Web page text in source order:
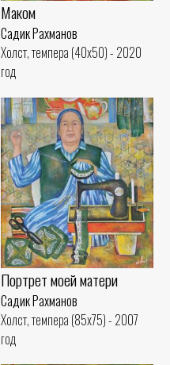
Маком
Садик Рахманов
Холст, темпера (40x50) - 2020
год
Портрет моей матери
Садик Рахманов
Холст, темпера (85x75) - 2007
год